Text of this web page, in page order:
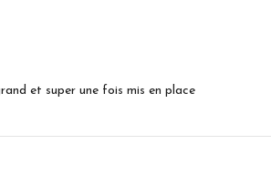
et super une fois mis en place